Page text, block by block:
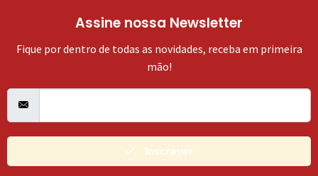
Assine nossa Newsletter
Fique por dentro de todas as novidades, receba em primeira
mão!
Inscrever